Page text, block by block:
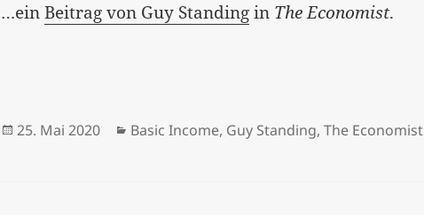
…einBeitrag von Guy Standingin The Economist.
Veröffentlicht
25. Mai 2020 Kategorien
Basic Income, Guy Standing,The Economist